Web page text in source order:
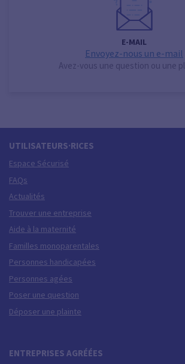
E-MAIL
Envoyez-nous un e-mail
Avez-vous une question ou une
UTILISATEURS·RICES
Espace Sécurisé
FAQs
Actualités
Trouver une entreprise
Aide à la maternité
Familles monoparentales
Personnes handicapées
Personnes agées
Poser une question
Déposer une plainte
ENTREPRISES AGRÉÉES